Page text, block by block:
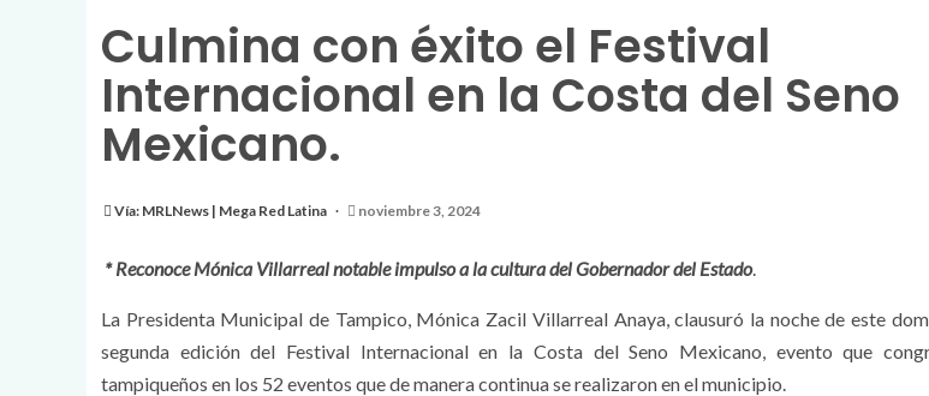
Culmina con éxito el Festival
Internacional en la Costa del Seno
Mexicano.
Vía: MRLNews | Mega Red Latina noviembre 3, 2024
* Reconoce Mónica Villarreal notable impulso a la cultura del Gobernador del Estado.
La Presidenta Municipal de Tampico, Mónica Zacil Villarreal Anaya, clausuró la noche de este
segunda edición del Festival Internacional en la Costa del Seno Mexicano, evento que
tampiqueños en los 52 eventos que de manera continua se realizaron en el municipio.